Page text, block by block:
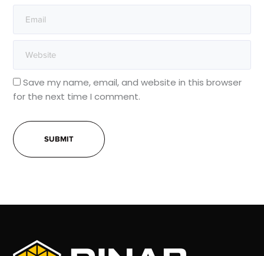
Save my name, email, and website in this browser
for the next time I comment.